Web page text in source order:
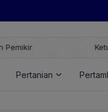
Impor Nikel
Pertanian